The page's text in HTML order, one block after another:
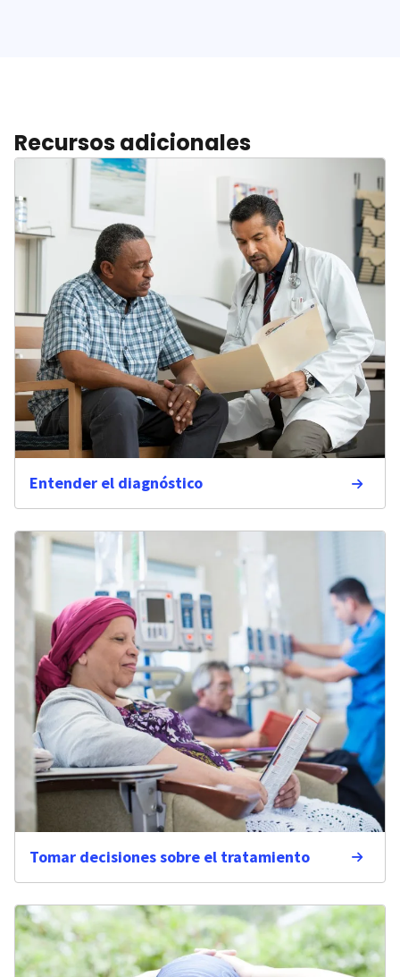
Recursos adicionales
Entender el diagnóstico
Tomar decisiones sobre el tratamiento